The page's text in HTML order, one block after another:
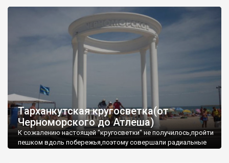
Тарханкутская кругосветка(от
Черноморского до Атлеша)
К сожалению настоящей "кругосветки" не получилось,пройти
пешком вдоль побережья,поэтому совершали радиальные